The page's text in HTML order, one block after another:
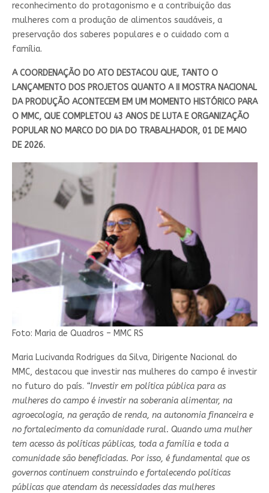
reconhecimento do protagonismo e a contribuição das
mulheres com a produção de alimentos saudáveis, a
preservação dos saberes populares e o cuidado com a
família.
A COORDENAÇÃO DO ATO DESTACOU QUE, TANTO O
LANÇAMENTO DOS PROJETOS QUANTO A II MOSTRA NACIONAL
DA PRODUÇÃO ACONTECEM EM UM MOMENTO HISTÓRICO PARA
O MMC, QUE COMPLETOU 43 ANOS DE LUTA E ORGANIZAÇÃO
POPULAR NO MARCO DO DIA DO TRABALHADOR, 01 DE MAIO
DE 2026.
Foto: Maria de Quadros – MMC RS
Maria Lucivanda Rodrigues da Silva, Dirigente Nacional do
MMC, destacou que investir nas mulheres do campo é investir
no futuro do país. “Investir em política pública para as
mulheres do campo é investir na soberania alimentar, na
agroecologia, na geração de renda, na autonomia financeira e
no fortalecimento da comunidade rural. Quando uma mulher
tem acesso às políticas públicas, toda a família e toda a
comunidade são beneficiadas. Por isso, é fundamental que os
governos continuem construindo e fortalecendo políticas
públicas que atendam às necessidades das mulheres